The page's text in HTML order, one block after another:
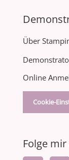
Über
Online
Cookie-
Folge